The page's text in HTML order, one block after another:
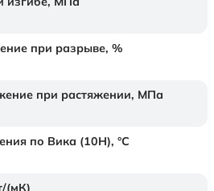
при разрыве, %
при растяжении, МПа
по Вика (10Н), °C